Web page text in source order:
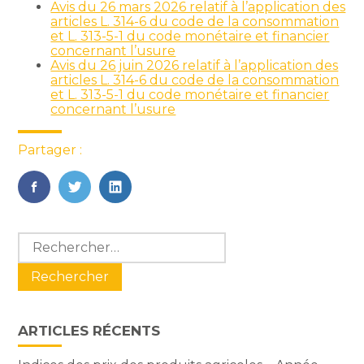
Avis du 26 mars 2026 relatif à l’application des
articles L. 314-6 du code de la consommation
et L. 313-5-1 du code monétaire et financier
concernant l’usure
Avis du 26 juin 2026 relatif à l’application des
articles L. 314-6 du code de la consommation
et L. 313-5-1 du code monétaire et financier
concernant l’usure
Partager :
FaceBook
TwitterLinkedIn
Blog
sidebar
Rechercher :
ARTICLES RÉCENTS